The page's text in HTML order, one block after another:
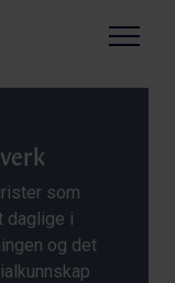
Menu
som
daglige i
og det